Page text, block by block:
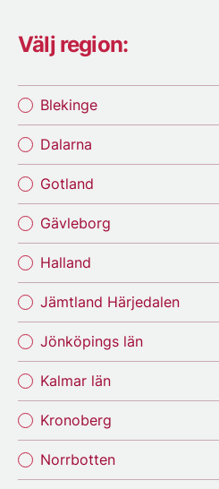
Välj region:
Blekinge
Dalarna
Gotland
Gävleborg
Halland
Jämtland Härjedalen
Jönköpings län
Kalmar län
Kronoberg
Norrbotten